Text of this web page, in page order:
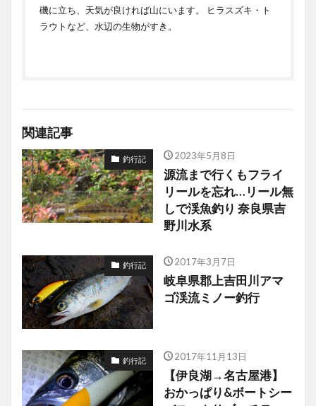
磯に立ち、天気が良ければ山にいます。 ヒラスズキ・ト
ラウトなど、水辺の生物がすき。
関連記事
釣行記 2023年5月8日
源流まで行くもフライ
リールを忘れ…リール無
しで渓魚釣り 奈良県吉
野川水系
釣行記 2017年3月7日
岐阜県郡上吉田川アマ
ゴ渓流ミノー釣行
釣行記 2017年11月13日
【伊良湖→名古屋港】
おかっぱり&ボートシー